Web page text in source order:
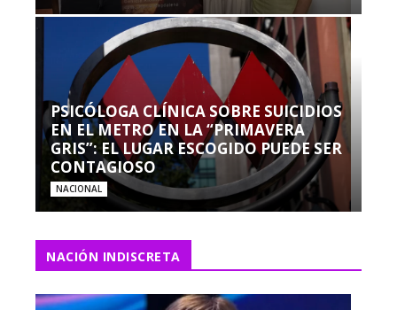
PSICÓLOGA CLÍNICA SOBRE SUICIDIOS
EN EL METRO EN LA “PRIMAVERA
GRIS”: EL LUGAR ESCOGIDO PUEDE SER
CONTAGIOSO
NACIONAL
NACIÓN INDISCRETA